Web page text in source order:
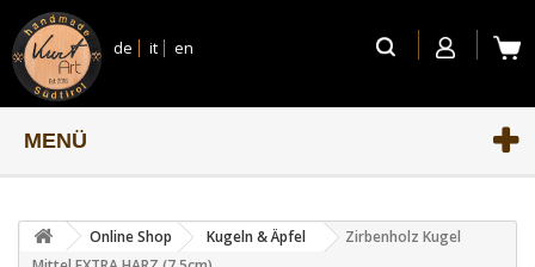
de it en
MENÜ
Online Shop Kugeln & Äpfel
Zirbenholz Kugel